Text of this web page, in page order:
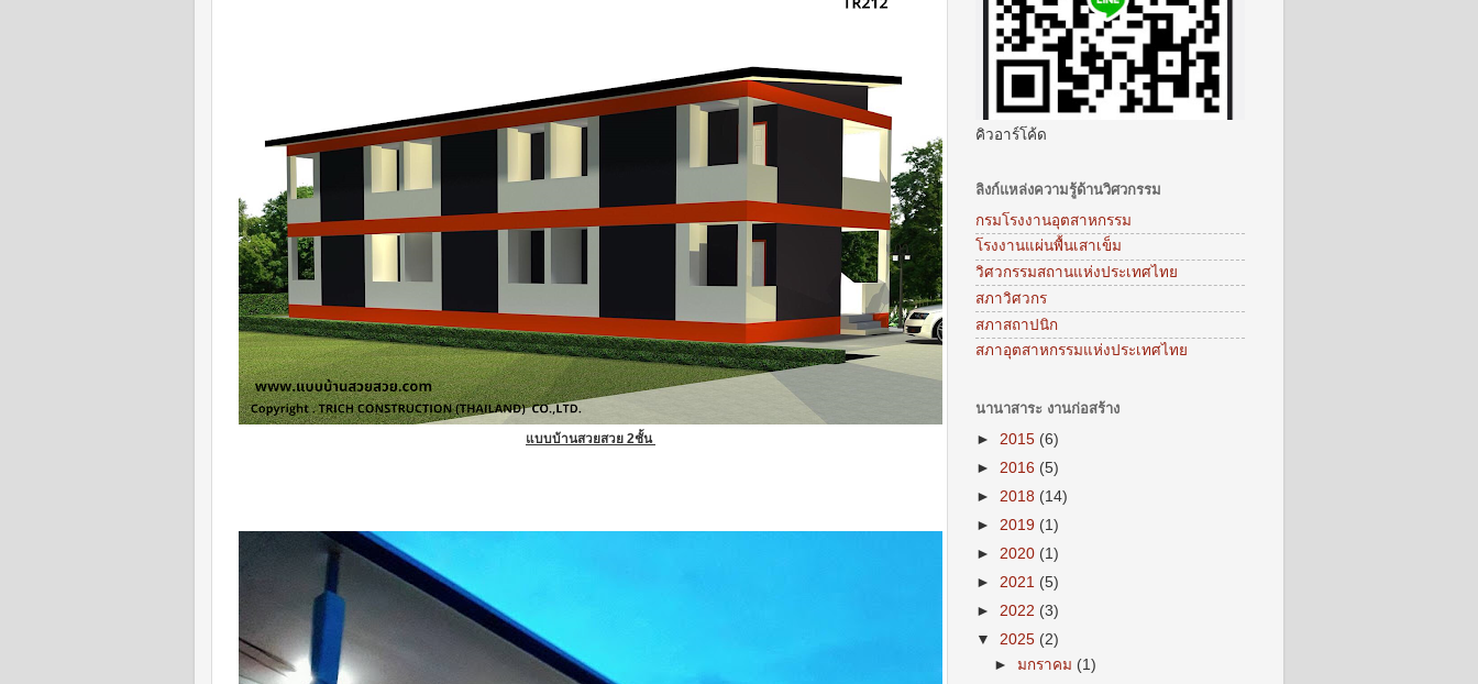
แบบบ้านสวยสวย 2ชั้น
คิวอาร์โค้ด
ลิงก์แหล่งความรู้ด้านวิศวกรรม
กรมโรงงานอุตสาหกรรม
โรงงานแผ่นพื้นเสาเข็ม
วิศวกรรมสถานแห่งประเทศไทย
สภาวิศวกร
สภาสถาปนิก
สภาอุตสาหกรรมแห่งประเทศไทย
นานาสาระ งานก่อสร้าง
► 2015 (6)
► 2016 (5)
► 2018 (14)
► 2019 (1)
► 2020 (1)
► 2021 (5)
► 2022 (3)
▼ 2025 (2)
►มกราคม (1)